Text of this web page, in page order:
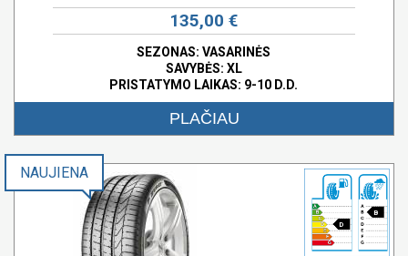
135,00 €
SEZONAS: VASARINĖS
SAVYBĖS: XL
PRISTATYMO LAIKAS: 9-10 D.D.
PLAČIAU
D
B
NAUJIENA